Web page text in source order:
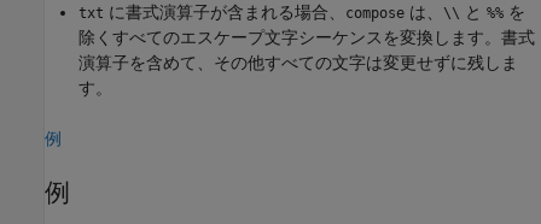
txt に書式演算子が含まれる場合、 compose は、 \\ と %% を
除くすべてのエスケープ文字シーケンスを変換します。書式
演算子を含めて、その他すべての文字は変更せずに残しま
す。
例
例